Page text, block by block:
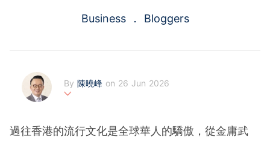
Business Bloggers
By 陳曉峰 on 26 Jun 2026
香港立法會議員 (法律界)
全國港區人大代表，執業律師，BBS，MH，JP
過往香港的流行文化是全球華人的驕傲，從金庸武